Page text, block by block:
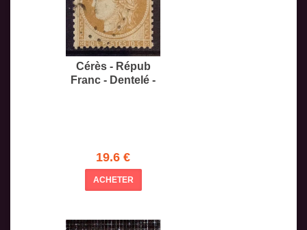
Cérès - Répub
Franc - Dentelé -
19.6 €
ACHETER